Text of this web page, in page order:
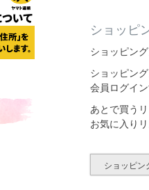
ショッピ
ショッピン
ショッピン
会員ログイ
あとで買う
お気に入り
ショッピン